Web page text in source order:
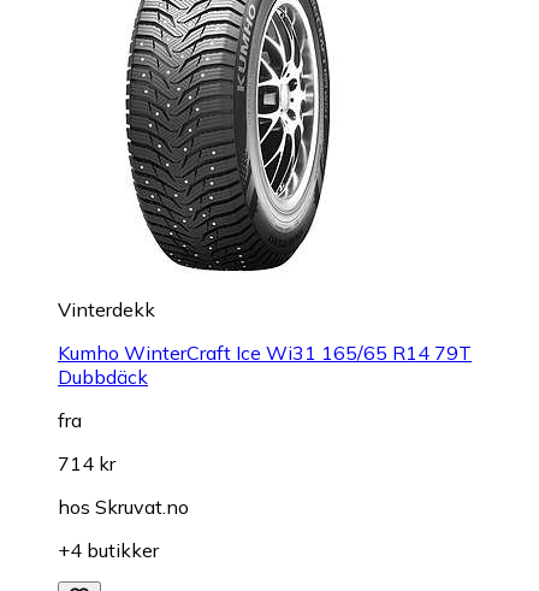
Vinterdekk
Kumho WinterCraft Ice Wi31 165/65 R14 79T
Dubbdäck
fra
714 kr
hos Skruvat.no
+4 butikker